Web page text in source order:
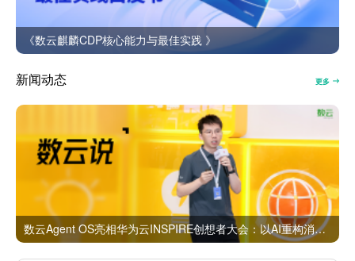
《数云麒麟CDP核心能力与最佳实践 》
新闻动态 更多
数云Agent OS亮相华为云INSPIRE创想者大会：以AI重构消费者运营与零售营销新范式